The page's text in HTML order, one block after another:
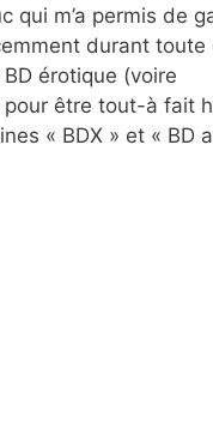
qui m’a permis de
durant toute
BD érotique (voire
pour être tout-à fait
« BDX » et « BD